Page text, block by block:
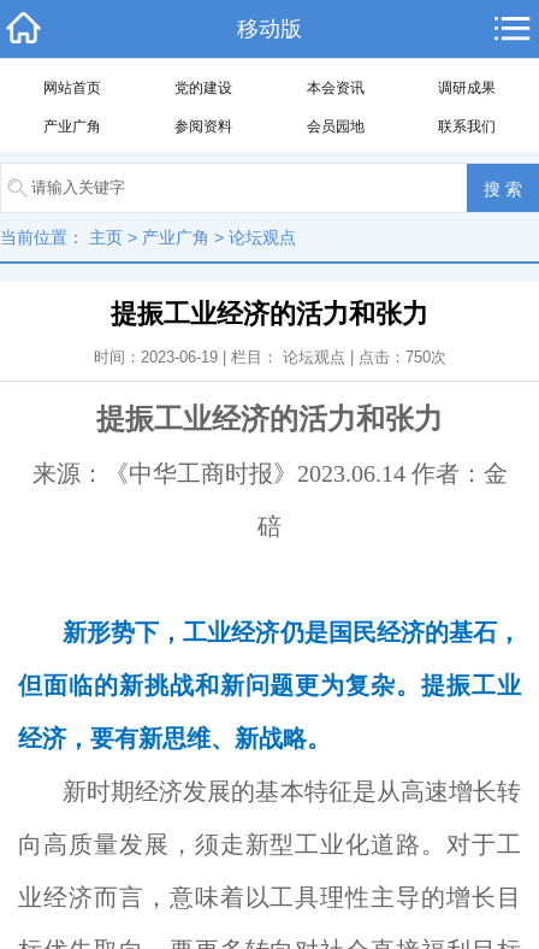
移动版
网站首页 党的建设 本会资讯 调研成果
产业广角 参阅资料 会员园地 联系我们
当前位置： 主页 > 产业广角 > 论坛观点
提振工业经济的活力和张力
时间：2023-06-19 | 栏目： 论坛观点 | 点击： 750次
提振工业经济的活力和张力
来源：《中华工商时报》2023.06.14 作者：金
碚
新形势下，工业经济仍是国民经济的基石，
但面临的新挑战和新问题更为复杂。提振工业
经济，要有新思维、新战略。
新时期经济发展的基本特征是从高速增长转
向高质量发展，须走新型工业化道路。对于工
业经济而言，意味着以工具理性主导的增长目